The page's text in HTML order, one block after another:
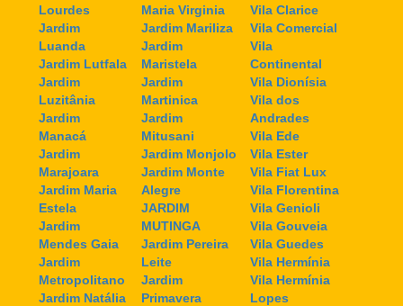
Lourdes
Jardim
Luanda
Jardim Lutfala
Jardim
Luzitânia
Jardim
Manacá
Jardim
Marajoara
Jardim Maria
Estela
Jardim
Mendes Gaia
Jardim
Metropolitano
Jardim Natália
Maria Virginia
Jardim Mariliza
Jardim
Maristela
Jardim
Martinica
Jardim
Mitusani
Jardim Monjolo
Jardim Monte
Alegre
JARDIM
MUTINGA
Jardim Pereira
Leite
Jardim
Primavera
Vila Clarice
Vila Comercial
Vila
Continental
Vila Dionísia
Vila dos
Andrades
Vila Ede
Vila Ester
Vila Fiat Lux
Vila Florentina
Vila Genioli
Vila Gouveia
Vila Guedes
Vila Hermínia
Vila Hermínia
Lopes